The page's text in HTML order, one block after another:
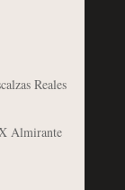
Reales
Almirante